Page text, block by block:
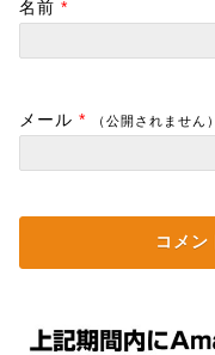
名前 *
メール * （公開されません）